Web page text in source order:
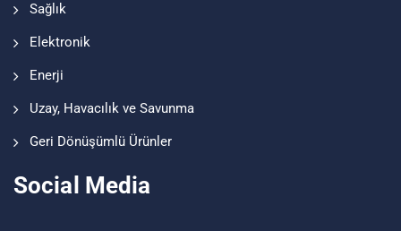
Sağlık
Elektronik
Enerji
Uzay, Havacılık ve Savunma
Geri Dönüşümlü Ürünler
Social Media